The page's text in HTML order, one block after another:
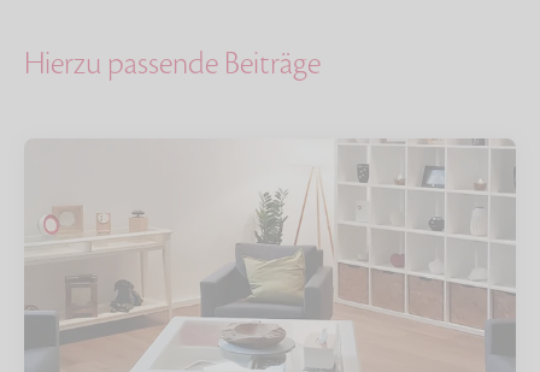
Hierzu passende Beiträge